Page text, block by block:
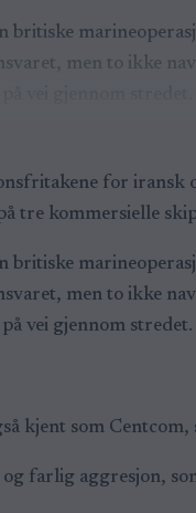
britiske
men to ikke
for
tre kommersielle
britiske
men to ikke
vei gjennom stredet.
kjent som
farlig aggresjon,